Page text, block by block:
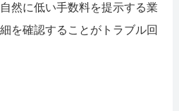
然に低い手数料を提示する業
を確認することがトラブル回